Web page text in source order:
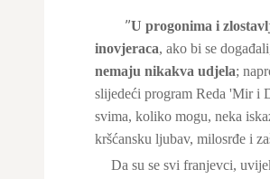
”U progonima i
inovjeraca, ako bi se
nemaju nikakva udjela;
slijedeći program Reda 'Mir i
svima, koliko mogu, neka
kršćansku ljubav, milosrđe i
Da su se svi franjevci,